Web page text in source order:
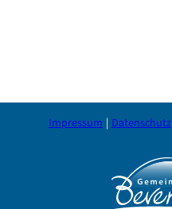
Impressum Datenschutz